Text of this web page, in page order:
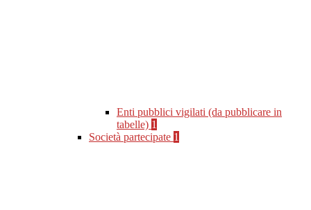
Enti pubblici vigilati (da pubblicare in
tabelle) 1
Società partecipate 1